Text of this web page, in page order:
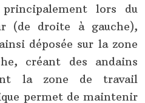
principalement lors du
(de droite à gauche),
déposée sur la zone
créant des andains
la zone de travail
permet de maintenir